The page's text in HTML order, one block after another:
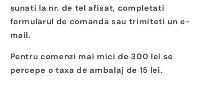
sunati la nr. de tel afisat, completati
formularul de comanda sau trimiteti un e-
mail.
Pentru comenzi mai mici de 300 lei se
percepe o taxa de ambalaj de 15 lei.